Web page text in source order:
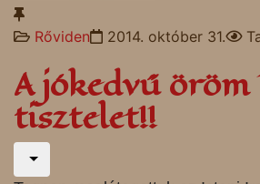
Rőviden 2014. október 31.
A jókedvű
tisztelet!!